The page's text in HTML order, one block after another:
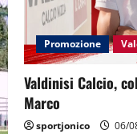
Promozione
Valdinisi Calcio,
Marco
sportjonico 06/